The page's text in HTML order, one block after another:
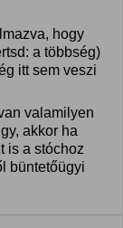
hogy
a többség)
itt sem veszi
valamilyen
akkor ha
is a stóchoz
büntetőügyi